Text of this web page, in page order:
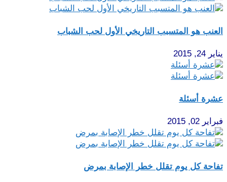
العنب هو المتسبب التاريخي الأول لحب الشباب
يناير 24, 2015
عشرة أسئلة
فبراير 02, 2015
تفاحة كل يوم تقلل خطر الإصابة بمرض